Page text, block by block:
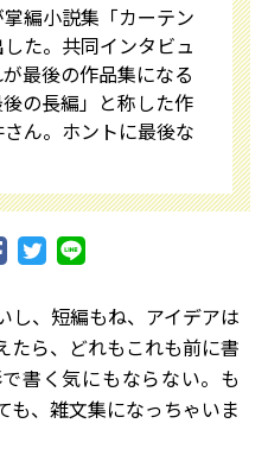
編小説集「カーテン
た。共同インタビュ
最後の作品集になる
の長編」と称した作
ん。ホントに最後な
、短編もね、アイデアは
たら、どれもこれも前に書
書く気にもならない。も
も、雑文集になっちゃいま